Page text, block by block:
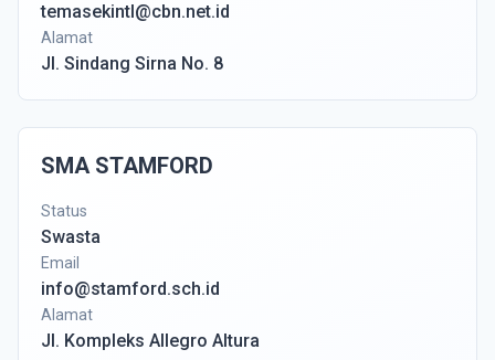
temasekintl@cbn.net.id
Alamat
Jl. Sindang Sirna No. 8
SMA STAMFORD
Status
Swasta
Email
info@stamford.sch.id
Alamat
Jl. Kompleks Allegro Altura